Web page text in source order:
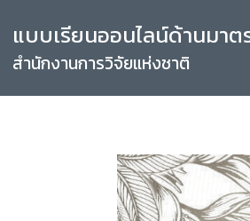
แบบเรียนออนไลน์ด้านมา
สำนักงานการวิจัยแห่งชาติ